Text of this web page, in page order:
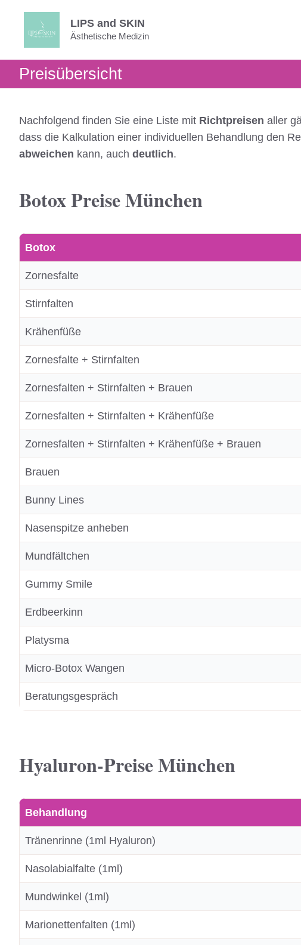
springen
LIPS and SKIN
Ästhetische Medizin
Preisübersicht
Nachfolgend finden Sie eine Liste mit Richtpreisen aller
dass die Kalkulation einer individuellen Behandlung den
abweichen kann, auch deutlich.
Botox Preise München
Botox
Zornesfalte
Stirnfalten
Krähenfüße
Zornesfalte + Stirnfalten
Zornesfalten + Stirnfalten + Brauen
Zornesfalten + Stirnfalten + Krähenfüße
Zornesfalten + Stirnfalten + Krähenfüße + Brauen
Brauen
Bunny Lines
Nasenspitze anheben
Mundfältchen
Gummy Smile
Erdbeerkinn
Platysma
Micro-Botox Wangen
Beratungsgespräch
Hyaluron-Preise München
Behandlung
Tränenrinne (1ml Hyaluron)
Nasolabialfalte (1ml)
Mundwinkel (1ml)
Marionettenfalten (1ml)